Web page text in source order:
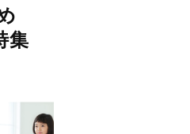
集